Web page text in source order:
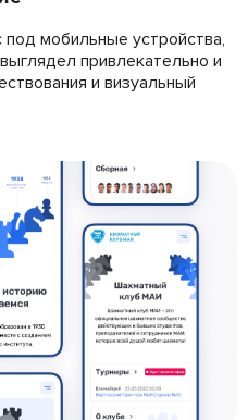
мобильные устройства,
привлекательно и
и визуальный